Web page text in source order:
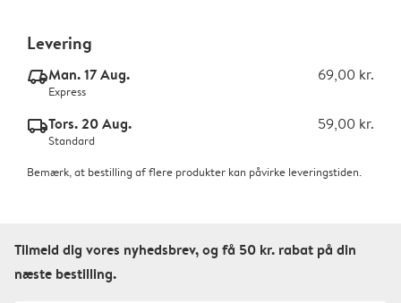
Levering
delivery_express_v2Man. 17 Aug. 69,00 kr.
Express
delivery_standard_v2Tors. 20 Aug. 59,00 kr.
Standard
Bemærk, at bestilling af flere produkter kan påvirke leveringstiden.
Tilmeld dig vores nyhedsbrev, og få 50 kr. rabat på din
næste bestilling.